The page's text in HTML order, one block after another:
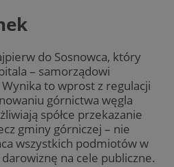
do Sosnowca, który
– samorządowi
to wprost z regulacji
górnictwa węgla
spółce przekazanie
gminy górniczej – nie
wszystkich podmiotów w
na cele publiczne.